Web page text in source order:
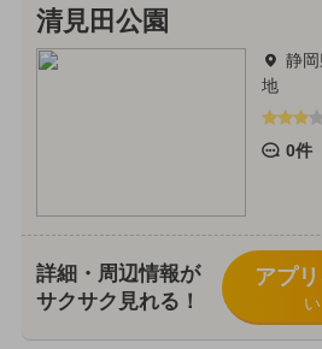
清見田公園
静
地
0件
詳細・周辺情報が
サクサク見れる！
アプ